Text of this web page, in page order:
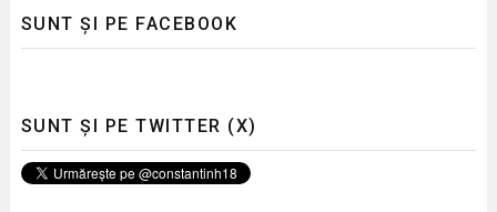
SUNT ȘI PE FACEBOOK
SUNT ȘI PE TWITTER (X)